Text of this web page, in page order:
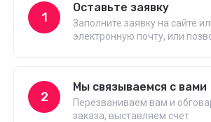
1
Оставьте заявку
Заполните заявку на сайте
электронную почту, или
2
Мы связываемся с вами
Перезваниваем вам и
заказа, выставляем счет